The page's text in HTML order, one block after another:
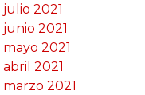
julio 2021
junio 2021
mayo 2021
abril 2021
marzo 2021